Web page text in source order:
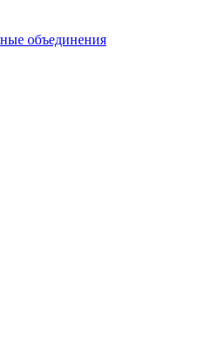
объединения